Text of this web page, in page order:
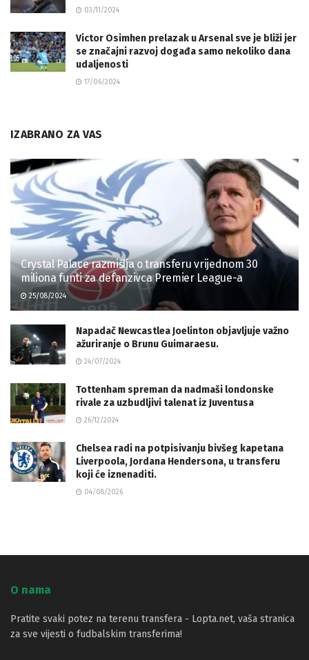
03/11/2024
Victor Osimhen prelazak u Arsenal sve je bliži jer
se značajni razvoj događa samo nekoliko dana
udaljenosti
17/06/2024
IZABRANO ZA VAS
Crystal Palace razmišlja o transferu vrijednom 30
miliona funti za defanzivca Premier League-a
25/08/2024
Napadač Newcastlea Joelinton objavljuje važno
ažuriranje o Brunu Guimaraesu.
24/07/2024
Tottenham spreman da nadmaši londonske
rivale za uzbudljivi talenat iz Juventusa
26/12/2024
Chelsea radi na potpisivanju bivšeg kapetana
Liverpoola, Jordana Hendersona, u transferu
koji će iznenaditi.
04/08/2026
O nama
Pratite svaki potez na terenu transfera - Lopta.net, vaša stranica
za sve vijesti o fudbalskim transferima!